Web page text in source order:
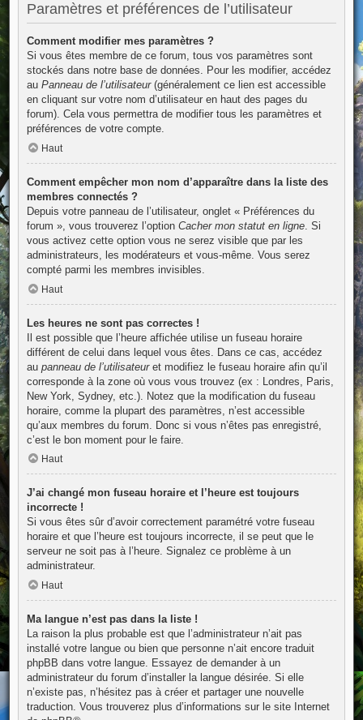
Paramètres et préférences de l’utilisateur
Comment modifier mes paramètres ?
Si vous êtes membre de ce forum, tous vos paramètres sont
stockés dans notre base de données. Pour les modifier, accédez
au Panneau de l’utilisateur(généralement ce lien est accessible
en cliquant sur votre nom d’utilisateur en haut des pages du
forum). Cela vous permettra de modifier tous les paramètres et
préférences de votre compte.
Haut
Comment empêcher mon nom d’apparaître dans la liste des
membres connectés ?
Depuis votre panneau de l’utilisateur, onglet « Préférences du
forum », vous trouverez l’option Cacher mon statut en ligne. Si
vous activez cette option vous ne serez visible que par les
administrateurs, les modérateurs et vous-même. Vous serez
compté parmi les membres invisibles.
Haut
Les heures ne sont pas correctes !
Il est possible que l’heure affichée utilise un fuseau horaire
différent de celui dans lequel vous êtes. Dans ce cas, accédez
au panneau de l’utilisateuret modifiez le fuseau horaire afin qu’il
corresponde à la zone où vous vous trouvez (ex : Londres, Paris,
New York, Sydney, etc.). Notez que la modification du fuseau
horaire, comme la plupart des paramètres, n’est accessible
qu’aux membres du forum. Donc si vous n’êtes pas enregistré,
c’est le bon moment pour le faire.
Haut
J’ai changé mon fuseau horaire et l’heure est toujours
incorrecte !
Si vous êtes sûr d’avoir correctement paramétré votre fuseau
horaire et que l’heure est toujours incorrecte, il se peut que le
serveur ne soit pas à l’heure. Signalez ce problème à un
administrateur.
Haut
Ma langue n’est pas dans la liste !
La raison la plus probable est que l’administrateur n’ait pas
installé votre langue ou bien que personne n’ait encore traduit
phpBB dans votre langue. Essayez de demander à un
administrateur du forum d’installer la langue désirée. Si elle
n’existe pas, n’hésitez pas à créer et partager une nouvelle
traduction. Vous trouverez plus d’informations sur le site Internet